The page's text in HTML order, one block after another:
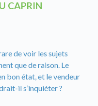
CAPRIN
de voir les sujets
que de raison. Le
bon état, et le vendeur
il s’inquiéter ?